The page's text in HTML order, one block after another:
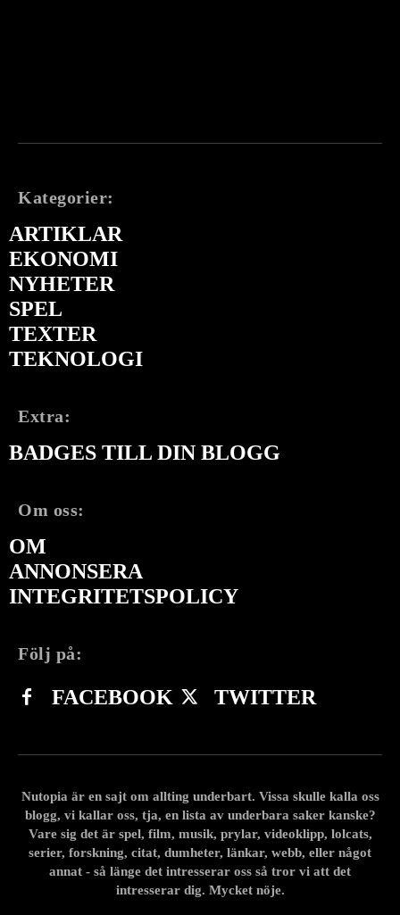
Kategorier:
ARTIKLAR
EKONOMI
NYHETER
SPEL
TEXTER
TEKNOLOGI
Extra:
BADGES TILL DIN BLOGG
Om oss:
OM
ANNONSERA
INTEGRITETSPOLICY
Följ på:
FACEBOOK TWITTER
Nutopia är en sajt om allting underbart. Vissa skulle kalla oss
blogg, vi kallar oss, tja, en lista av underbara saker kanske?
Vare sig det är spel, film, musik, prylar, videoklipp, lolcats,
serier, forskning, citat, dumheter, länkar, webb, eller något
annat - så länge det intresserar oss så tror vi att det
intresserar dig. Mycket nöje.